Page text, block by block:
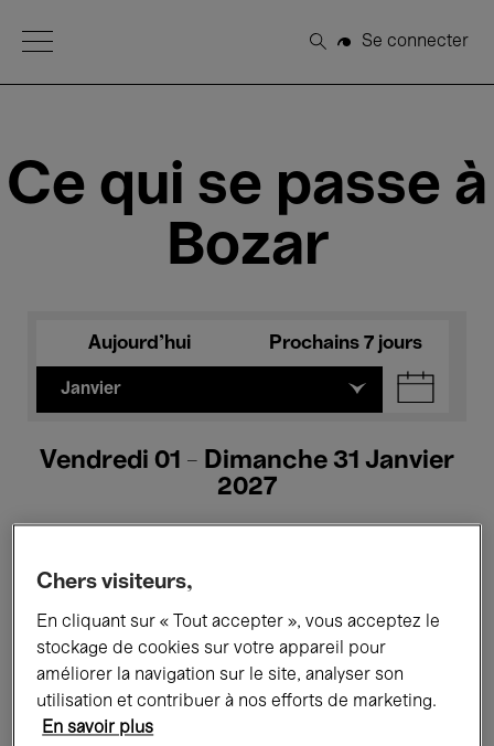
Open Menu
Rechercher
Se connecter
Ce qui se passe à
Bozar
Aujourd'hui Prochains 7 jours
Janvier
Vendredi 01 - Dimanche 31 Janvier
2027
Tous les événements Concerts
Expositions Films Performances
Rencontres & Débats
Chers visiteurs,
En cliquant sur « Tout accepter », vous acceptez le
stockage de cookies sur votre appareil pour
améliorer la navigation sur le site, analyser son
utilisation et contribuer à nos efforts de marketing.
En savoir plus